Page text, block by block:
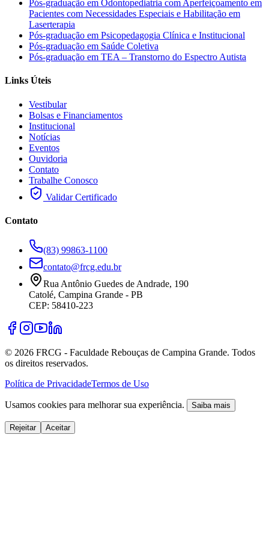
Pós-graduação em Odontopediatria com Aperfeiçoamento em
Pacientes com Necessidades Especiais e Habilitação em
Laserterapia
Pós-graduação em Psicopedagogia Clínica e Institucional
Pós-graduação em Saúde Coletiva
Pós-graduação em TEA – Transtorno do Espectro Autista
Links Úteis
Vestibular
Bolsas e Financiamentos
Institucional
Notícias
Eventos
Ouvidoria
Contato
Trabalhe Conosco
Validar Certificado
Contato
(83) 99863-1100
contato@frcg.edu.br
Rua Antônio Guedes de Andrade, 190
Catolé, Campina Grande - PB
CEP: 58410-223
© 2026 FRCG - Faculdade Rebouças de Campina Grande. Todos
os direitos reservados.
Política de PrivacidadeTermos de Uso
Usamos cookies para melhorar sua experiência. Saiba mais
Rejeitar Aceitar